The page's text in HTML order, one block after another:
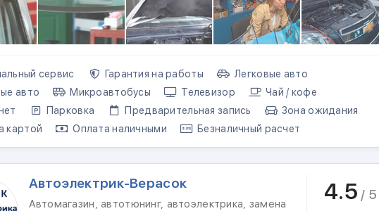
сервис Гарантия на работы
Легковые авто
авто
Микроавтобусы Телевизор
Чай / кофе
Парковка Предварительная запись
Зона ожидания
картой
Оплата наличными Безналичный расчет
Автоэлектрик-Верасок
Автомагазин, автотюнинг, автоэлектрика, замена
4.5 / 5